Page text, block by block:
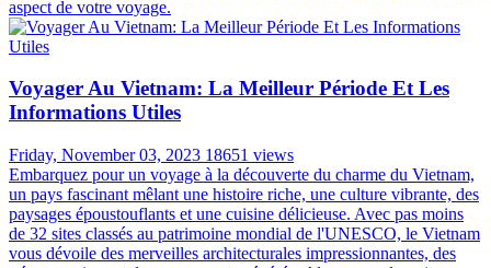
Faut-il Un Adaptateur électrique Pour Voyager En
Thaïlande ?
Wednesday, August 28, 2024
32464 views
Lorsqu'on prépare un voyage à l'étranger, on pense souvent à la
valise, aux billets d'avion et aux activités sur place. Cependant, un
électriques avec le système électrique local. C'est particulièrement
vrai pour un voyage en Thaïlande, où le système électrique diffère
de celui de la France. Dans cet article, nous allons explorer en détail
ce que vous devez savoir sur les prises électriques en Thaïlande et si
vous aurez besoin d'un adaptateur pour la Thaïlande pour vos
appareils.